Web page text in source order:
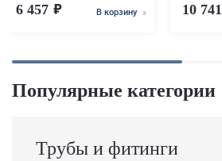
6 457 В корзину 10 741
Популярные категории
Трубы и фитинги